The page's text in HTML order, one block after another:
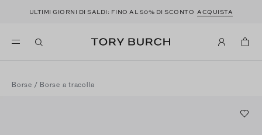
ULTIMI GIORNI DI SALDI: FINO AL 50% DI SCONTO ACQUISTA
Borse / Borse a tracolla